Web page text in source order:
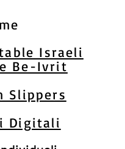
Israeli
Be-Ivrit
Slippers
Digitali